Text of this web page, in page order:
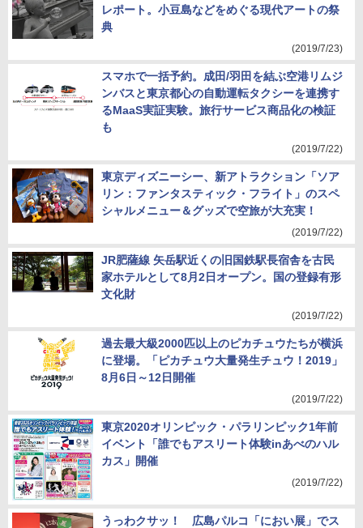
レポート。小豆島などをめぐる現代アートの祭
典
(2019/7/23)
スマホで一括予約。成田/羽田を結ぶ空港リムジ
ンバスと東京都心の自動運転タクシーを連携す
るMaaS実証実験。旅行サービス商品化の検証
も
(2019/7/22)
東京ディズニーシー、新アトラクション「ソア
リン：ファンタスティック・フライト」のスペ
シャルメニュー＆グッズで空旅が大充実！
(2019/7/22)
JR肥薩線 矢岳駅近くの旧国鉄駅長宿舎を古民
家ホテルとして8月2日オープン。国の登録有形
文化財
(2019/7/22)
過去最大級2000匹以上のピカチュウたちが横浜
に登場。「ピカチュウ大量発生チュウ！2019」
8月6日～12日開催
(2019/7/22)
東京2020オリンピック・パラリンピック1年前
イベント「誰でもアスリート体験inあべのハル
カス」開催
(2019/7/22)
うっわクサッ！ 広島パルコ「におい展」でス